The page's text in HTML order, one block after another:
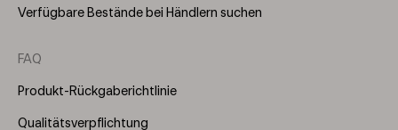
Verfügbare Bestände bei Händlern suchen
FAQ
Produkt-Rückgaberichtlinie
Qualitätsverpflichtung